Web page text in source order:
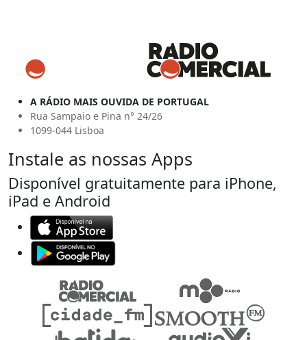
A RÁDIO MAIS OUVIDA DE PORTUGAL
Rua Sampaio e Pina n° 24/26
1099-044 Lisboa
Instale as nossas Apps
Disponível gratuitamente para iPhone,
iPad e Android